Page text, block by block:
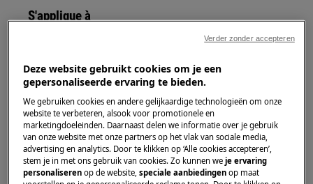
S'applique à
Solution
Vérifiez le drain et enlevez les plus gros
résidus/dépôts visibles. Vérifiez également
que le drain est correctement raccordé.
L'eau de vidange sale peut retourner dans
le lave-vaisselle et laisser un dépôt brun.
Deze website gebruikt cookies om je een
gepersonaliseerde ervaring te bieden.
We gebruiken cookies en andere gelijkaardige technologieën om onze
website te verbeteren, alsook voor promotionele en
marketingdoeleinden. Daarnaast delen we informatie over je gebruik
van onze website met onze partners op het vlak van sociale media,
advertising en analytics. Door te klikken op ‘Alle cookies accepteren’,
stem je in met ons gebruik van cookies. Zo kunnen weje ervaring
personaliseren op de website,speciale aanbiedingen op maat
Verder zonder accepteren